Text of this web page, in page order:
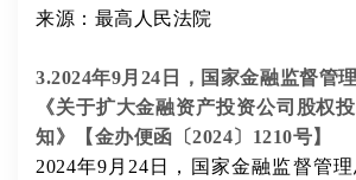
来源：最高人民法院
3.2024年9月24日，国家金融监督管
《关于扩大金融资产投资公司股权
知》【金办便函〔2024〕1210号】
2024年9月24日，国家金融监督管